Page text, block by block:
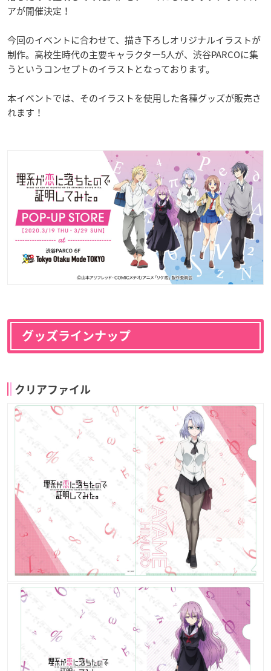
アが開催決定！
今回のイベントに合わせて、描き下ろしオリジナルイラストが
制作。高校生時代の主要キャラクター5人が、渋谷PARCOに集
うというコンセプトのイラストとなっております。
本イベントでは、そのイラストを使用した各種グッズが販売さ
れます！
グッズラインナップ
クリアファイル